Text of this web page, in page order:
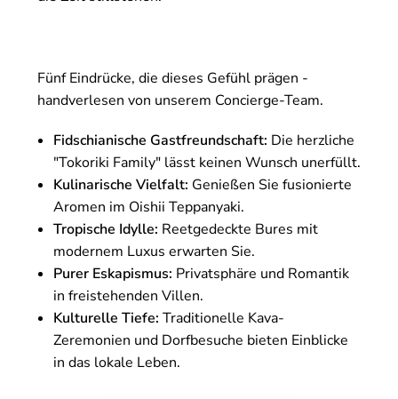
Fünf Eindrücke, die dieses Gefühl prägen -
handverlesen von unserem Concierge-Team.
Fidschianische Gastfreundschaft: Die herzliche
"Tokoriki Family" lässt keinen Wunsch unerfüllt.
Kulinarische Vielfalt: Genießen Sie fusionierte
Aromen im Oishii Teppanyaki.
Tropische Idylle: Reetgedeckte Bures mit
modernem Luxus erwarten Sie.
Purer Eskapismus: Privatsphäre und Romantik
in freistehenden Villen.
Kulturelle Tiefe: Traditionelle Kava-
Zeremonien und Dorfbesuche bieten Einblicke
in das lokale Leben.